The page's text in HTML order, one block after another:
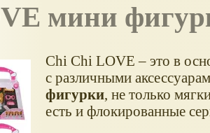
мини
Chi Chi LOVE – это в
с различными
фигурки, не только
есть и флокированные